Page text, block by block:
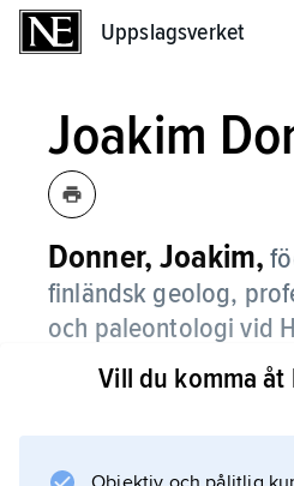
Uppslagsverket
Joakim
Donner, Joakim,
finländsk geolog,
och paleontologi vid
universitet 1965–90;
Donner.
Vill du komma åt